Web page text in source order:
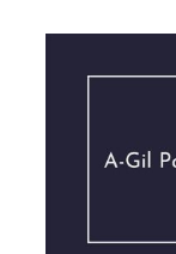
contenu